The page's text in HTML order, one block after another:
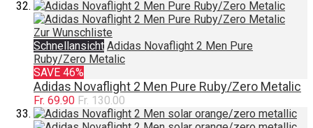
Zur Wunschliste
Schnellansicht Adidas Novaflight 2 Men Pure
Ruby/Zero Metalic
SAVE 46%
Adidas Novaflight 2 Men Pure Ruby/Zero Metalic
Fr. 69.90 Fr. 130.00